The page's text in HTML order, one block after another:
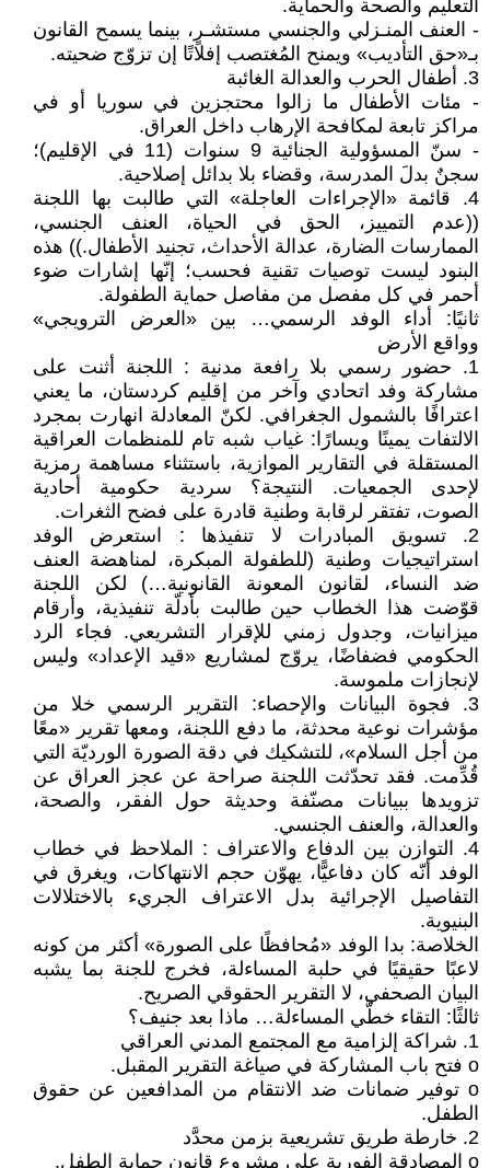
التعليم والصحة والحماية.
- العنف المنـزلي والجنسي مستشـرٍ، بينما يسمح القانون
بـ«حق التأديب» ويمنح المُغتصب إفلاتًا إن تزوّج ضحيته.
3. أطفال الحرب والعدالة الغائبة
- مئات الأطفال ما زالوا محتجزين في سوريا أو في
مراكز تابعة لمكافحة الإرهاب داخل العراق.
- سنّ المسؤولية الجنائية 9 سنوات (11 في الإقليم)؛
سجنٌ بدلَ المدرسة، وقضاء بلا بدائل إصلاحية.
4. قائمة «الإجراءات العاجلة» التي طالبت بها اللجنة
((عدم التمييز، الحق في الحياة، العنف الجنسي،
الممارسات الضارة، عدالة الأحداث، تجنيد الأطفال.)) هذه
البنود ليست توصيات تقنية فحسب؛ إنّها إشارات ضوء
أحمر في كل مفصل من مفاصل حماية الطفولة.
ثانيًا: أداء الوفد الرسمي… بين «العرض الترويجي»
وواقع الأرض
1. حضور رسمي بلا رافعة مدنية : اللجنة أثنت على
مشاركة وفد اتحادي وآخر من إقليم كردستان، ما يعني
اعترافًا بالشمول الجغرافي. لكنّ المعادلة انهارت بمجرد
الالتفات يمينًا ويسارًا: غياب شبه تام للمنظمات العراقية
المستقلة في التقارير الموازية، باستثناء مساهمة رمزية
لإحدى الجمعيات. النتيجة؟ سردية حكومية أحادية
الصوت، تفتقر لرقابة وطنية قادرة على فضح الثغرات.
2. تسويق المبادرات لا تنفيذها : استعرض الوفد
استراتيجيات وطنية (للطفولة المبكرة، لمناهضة العنف
ضد النساء، لقانون المعونة القانونية…) لكن اللجنة
قوّضت هذا الخطاب حين طالبت بأدلّة تنفيذية، وأرقام
ميزانيات، وجدول زمني للإقرار التشريعي. فجاء الرد
الحكومي فضفاضًا، يروّج لمشاريع «قيد الإعداد» وليس
لإنجازات ملموسة.
3. فجوة البيانات والإحصاء: التقرير الرسمي خلا من
مؤشرات نوعية محدثة، ما دفع اللجنة، ومعها تقرير «معًا
من أجل السلام»، للتشكيك في دقة الصورة الورديّة التي
قُدِّمت. فقد تحدّثت اللجنة صراحة عن عجز العراق عن
تزويدها ببيانات مصنّفة وحديثة حول الفقر، والصحة،
والعدالة، والعنف الجنسي.
4. التوازن بين الدفاع والاعتراف : الملاحظ في خطاب
الوفد أنّه كان دفاعيًّا، يهوّن حجم الانتهاكات، ويغرق في
التفاصيل الإجرائية بدل الاعتراف الجريء بالاختلالات
البنيوية.
الخلاصة: بدا الوفد «مُحافظًا على الصورة» أكثر من كونه
لاعبًا حقيقيًا في حلبة المساءلة، فخرج للجنة بما يشبه
البيان الصحفي، لا التقرير الحقوقي الصريح.
ثالثًا: التقاء خطَّي المساءلة… ماذا بعد جنيف؟
1. شراكة إلزامية مع المجتمع المدني العراقي
o فتح باب المشاركة في صياغة التقرير المقبل.
o توفير ضمانات ضد الانتقام من المدافعين عن حقوق
الطفل.
2. خارطة طريق تشريعية بزمن محدَّد
o المصادقة الفورية على مشروع قانون حماية الطفل.